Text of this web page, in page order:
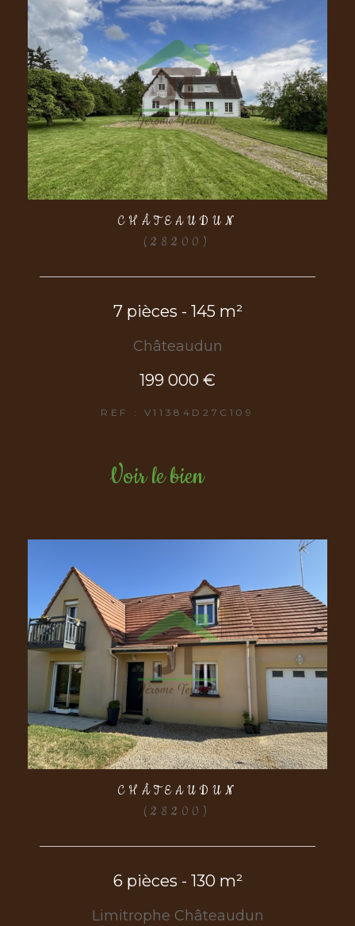
CHÂTEAUDUN
(28200)
7 pièces - 145 m²
Châteaudun
199 000 €
REF : V11384D27C109
Voir le bien
CHÂTEAUDUN
(28200)
6 pièces - 130 m²
Limitrophe Châteaudun